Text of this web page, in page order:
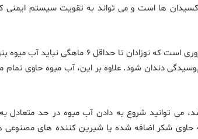
اکسیدان ها است و می تواند به تقویت سیستم
با این حال، توجه به این نکته ضروری است که
دندان شود. علاوه بر این، آب میوه حاوی تمام
حاوی شکر اضافه شده یا شیرین کننده های